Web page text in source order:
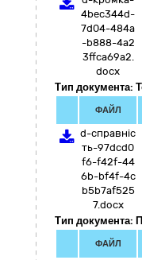
4bec344d-
7d04-484a
-b888-4a2
3ffca69a2.
docx
Тип документа:
ФАЙЛ
d-справніс
ть-97dcd0
f6-f42f-44
6b-bf4f-4c
b5b7af525
7.docx
Тип документа:
ФАЙЛ